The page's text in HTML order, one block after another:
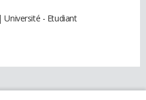
- Etudiant